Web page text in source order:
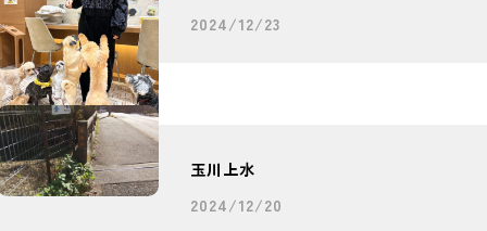
2024/12/23
玉川上水
2024/12/20